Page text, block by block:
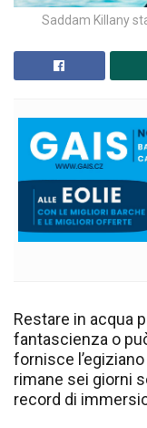
Saddam Killany
Restare in acqua
fantascienza o
fornisce
rimane sei giorni
record di